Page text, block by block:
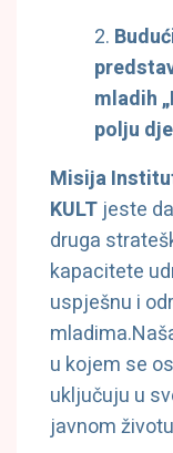
mladih
polju
Misija
KULT jeste
druga
kapacitete
uspješnu i
u kojem se
uključuju u
javnom